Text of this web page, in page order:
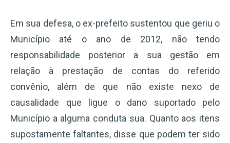
Em sua defesa, o ex-prefeito sustentou que geriu o
Município até o ano de 2012, não tendo
responsabilidade posterior a sua gestão em
relação à prestação de contas do referido
convênio, além de que não existe nexo de
causalidade que ligue o dano suportado pelo
Município a alguma conduta sua. Quanto aos itens
supostamente faltantes, disse que podem ter sido